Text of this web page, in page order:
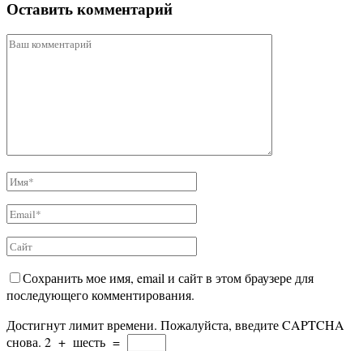
Оставить комментарий
Сохранить мое имя, email и сайт в этом браузере для
последующего комментирования.
Достигнут лимит времени. Пожалуйста, введите CAPTCHA
снова. 2 + шесть =